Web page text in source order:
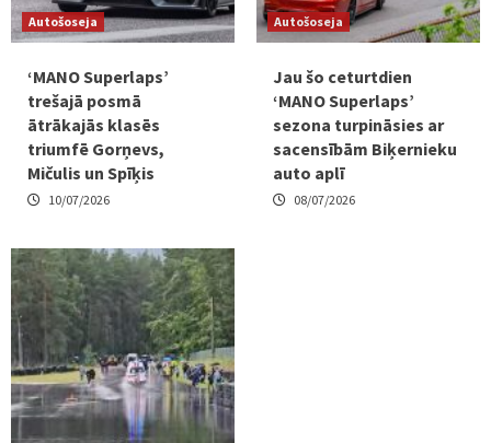
Autošoseja
‘MANO Superlaps’
trešajā posmā
ātrākajās klasēs
triumfē Gorņevs,
Mičulis un Spīķis
10/07/2026
Autošoseja
Jau šo ceturtdien
‘MANO Superlaps’
sezona turpināsies ar
sacensībām Biķernieku
auto aplī
08/07/2026